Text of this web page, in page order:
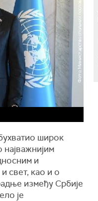
широк
и
свет, као и о
између Србије
је